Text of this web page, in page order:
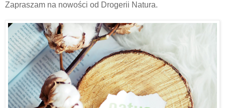
Zapraszam na nowości od Drogerii Natura.